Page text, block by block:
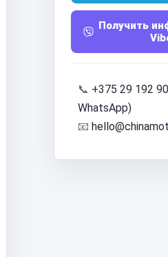
Получить
📞 +375 29 192
WhatsApp)
📧